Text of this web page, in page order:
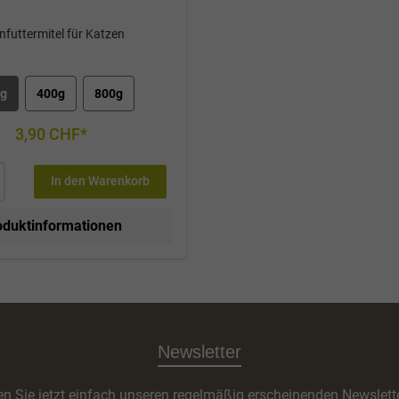
für Katzen
400g 800g
3,90 CHF*
In den Warenkorb
Newsletter
Sie jetzt einfach unseren regelmäßig erscheinenden